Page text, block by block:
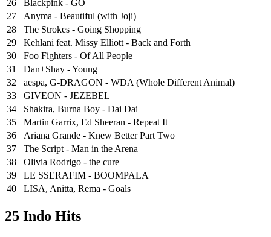
26
Blackpink - GO
27
Anyma - Beautiful (with Joji)
28
The Strokes - Going Shopping
29
Kehlani feat. Missy Elliott - Back and Forth
30
Foo Fighters - Of All People
31
Dan+Shay - Young
32
aespa, G-DRAGON - WDA (Whole Different Animal)
33
GIVEON - JEZEBEL
34
Shakira, Burna Boy - Dai Dai
35
Martin Garrix, Ed Sheeran - Repeat It
36
Ariana Grande - Knew Better Part Two
37
The Script - Man in the Arena
38
Olivia Rodrigo - the cure
39
LE SSERAFIM - BOOMPALA
40
LISA, Anitta, Rema - Goals
25 Indo Hits